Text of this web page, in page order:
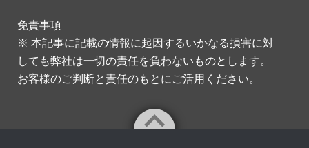
免責事項
※ 本記事に記載の情報に起因するいかなる損害に対
しても弊社は一切の責任を負わないものとします。
お客様のご判断と責任のもとにご活用ください。